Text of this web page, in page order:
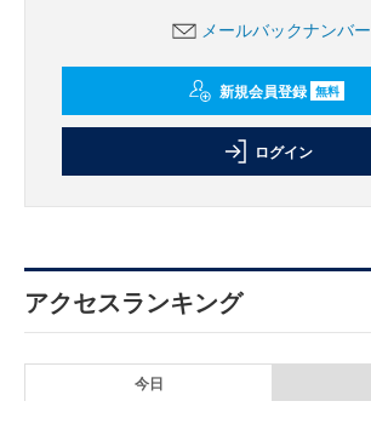
メールバックナンバー
新規会員登録 無料
ログイン
アクセスランキング
今日